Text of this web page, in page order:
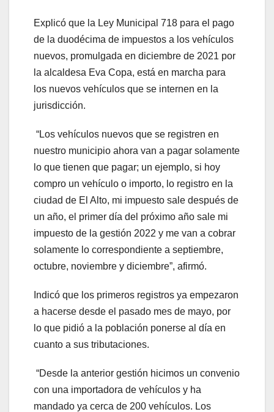
Explicó que la Ley Municipal 718 para el pago
de la duodécima de impuestos a los vehículos
nuevos, promulgada en diciembre de 2021 por
la alcaldesa Eva Copa, está en marcha para
los nuevos vehículos que se internen en la
jurisdicción.
“Los vehículos nuevos que se registren en
nuestro municipio ahora van a pagar solamente
lo que tienen que pagar; un ejemplo, si hoy
compro un vehículo o importo, lo registro en la
ciudad de El Alto, mi impuesto sale después de
un año, el primer día del próximo año sale mi
impuesto de la gestión 2022 y me van a cobrar
solamente lo correspondiente a septiembre,
octubre, noviembre y diciembre”, afirmó.
Indicó que los primeros registros ya empezaron
a hacerse desde el pasado mes de mayo, por
lo que pidió a la población ponerse al día en
cuanto a sus tributaciones.
“Desde la anterior gestión hicimos un convenio
con una importadora de vehículos y ha
mandado ya cerca de 200 vehículos. Los